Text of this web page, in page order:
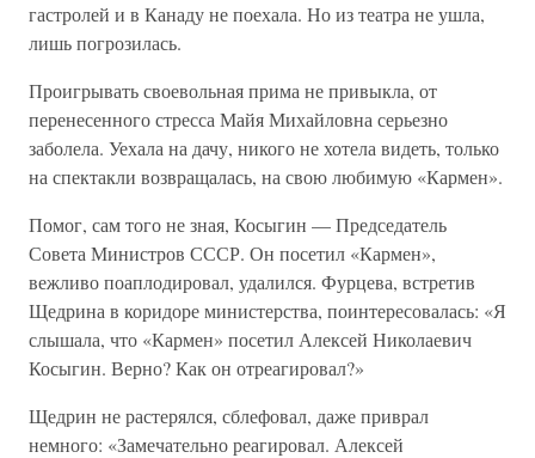
гастролей и в Канаду не поехала. Но из театра не ушла,
лишь погрозилась.
Проигрывать своевольная прима не привыкла, от
перенесенного стресса Майя Михайловна серьезно
заболела. Уехала на дачу, никого не хотела видеть, только
на спектакли возвращалась, на свою любимую «Кармен».
Помог, сам того не зная, Косыгин — Председатель
Совета Министров СССР. Он посетил «Кармен»,
вежливо поаплодировал, удалился. Фурцева, встретив
Щедрина в коридоре министерства, поинтересовалась: «Я
слышала, что «Кармен» посетил Алексей Николаевич
Косыгин. Верно? Как он отреагировал?»
Щедрин не растерялся, сблефовал, даже приврал
немного: «Замечательно реагировал. Алексей